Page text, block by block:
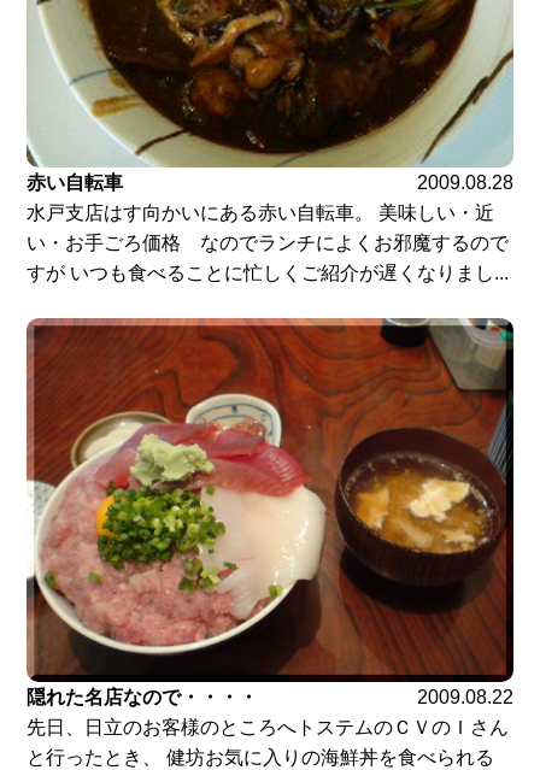
赤い自転車
2009.08.28
水戸支店はす向かいにある赤い自転車。 美味しい・近
い・お手ごろ価格 なのでランチによくお邪魔するので
すが いつも食べることに忙しくご紹介が遅くなりまし...
隠れた名店なので・・・・
2009.08.22
先日、日立のお客様のところへトステムのＣＶのＩさん
と行ったとき、 健坊お気に入りの海鮮丼を食べられる